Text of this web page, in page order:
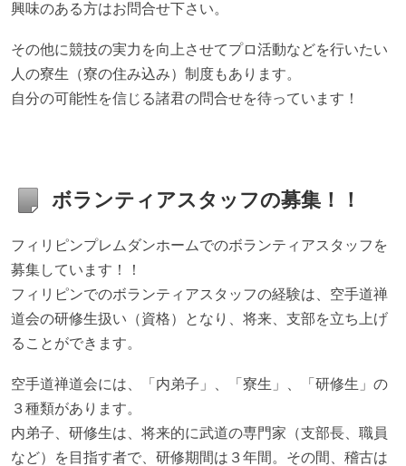
興味のある方はお問合せ下さい。
その他に競技の実力を向上させてプロ活動などを行いたい
人の寮生（寮の住み込み）制度もあります。
自分の可能性を信じる諸君の問合せを待っています！
ボランティアスタッフの募集！！
フィリピンプレムダンホームでのボランティアスタッフを
募集しています！！
フィリピンでのボランティアスタッフの経験は、空手道禅
道会の研修生扱い（資格）となり、将来、支部を立ち上げ
ることができます。
空手道禅道会には、「内弟子」、「寮生」、「研修生」の
３種類があります。
内弟子、研修生は、将来的に武道の専門家（支部長、職員
など）を目指す者で、研修期間は３年間。その間、稽古は